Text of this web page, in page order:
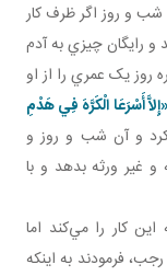
و روز اگر ظرف کار
و رايگان چيزي به آدم
روز يک عمري را از او
«إِلاَّ أَسْرَعَا الْکَرَّهَ فِي هَدْمِ
و آن شب و روز و
و غير ورثه بدهد و با
کار را مي‌کند اما
فرمودند به اينکه